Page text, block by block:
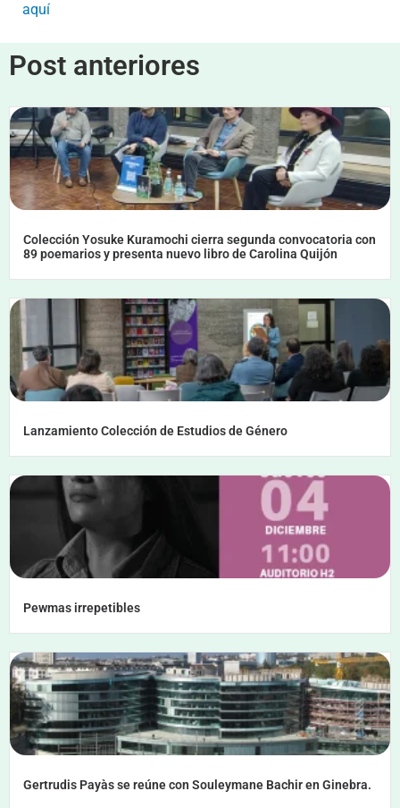
aquí
Post anteriores
Colección Yosuke Kuramochi cierra segunda convocatoria con
89 poemarios y presenta nuevo libro de Carolina Quijón
Lanzamiento Colección de Estudios de Género
Pewmas irrepetibles
Gertrudis Payàs se reúne con Souleymane Bachir en Ginebra.